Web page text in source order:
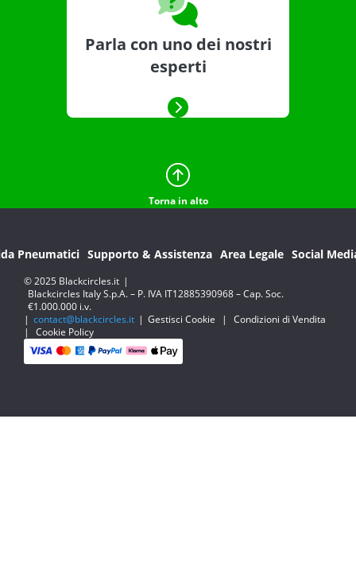
Parla con uno dei nostri
esperti
Torna in alto
Pneumatici Supporto & Assistenza Area Legale Social
© 2025 Blackcircles.it |
Blackcircles Italy S.p.A. – P. IVA IT12885390968 – Cap. Soc.
€1.000.000 i.v.
| contact@blackcircles.it | Gestisci Cookie |
Condizioni di Vendita
|
Cookie Policy